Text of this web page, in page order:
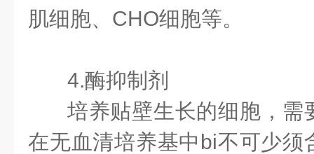
肌细胞、CHO细胞等。
4.酶抑制剂
培养贴壁生长的细胞，需
在无血清培养基中bi不可少须